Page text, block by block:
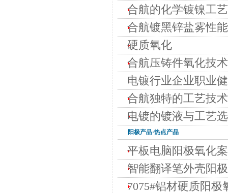
合航的化学镀镍工
合航镀黑锌盐雾性
硬质氧化
合航压铸件氧化技
电镀行业企业职业
合航独特的工艺技
电镀的镀液与工艺
阳极产品·热点产品
平板电脑阳极氧化
智能翻译笔外壳阳
7075#铝材硬质阳极